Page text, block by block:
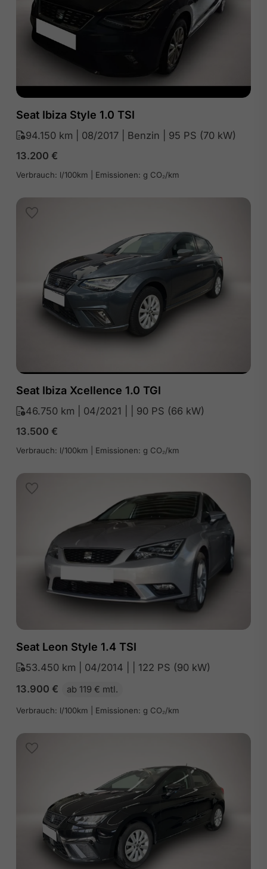
Seat Ibiza Style 1.0 TSI
94.150 km | 08/2017 | Benzin | 95 PS (70 kW)
13.200 €
Verbrauch: l/100km | Emissionen: g CO₂/km
Seat Ibiza Xcellence 1.0 TGI
46.750 km | 04/2021 | | 90 PS (66 kW)
13.500 €
Verbrauch: l/100km | Emissionen: g CO₂/km
Seat Leon Style 1.4 TSI
53.450 km | 04/2014 | | 122 PS (90 kW)
13.900 € ab 119 € mtl.
Verbrauch: l/100km | Emissionen: g CO₂/km